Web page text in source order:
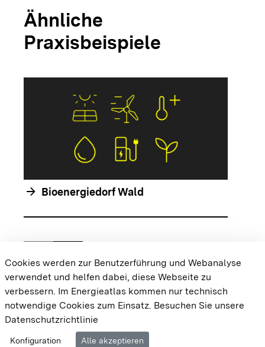
Ähnliche
Praxisbeispiele
arrow_forward Bioenergiedorf Wald
Zur vorhergehenden Folie springen
chevron_rightZur nächsten Folie springen
{{#displayPraxisbeispielMap}} {{{body}}}
{{/displayPraxisbeispielMap}}
Cookie-EinstellungenBarrierefreiheit
Cookies werden zur Benutzerführung und Webanalyse
verwendet und helfen dabei, diese Webseite zu
verbessern. Im Energieatlas kommen nur technisch
notwendige Cookies zum Einsatz. Besuchen Sie unsere
Datenschutzrichtlinie
Konfiguration Alle akzeptieren